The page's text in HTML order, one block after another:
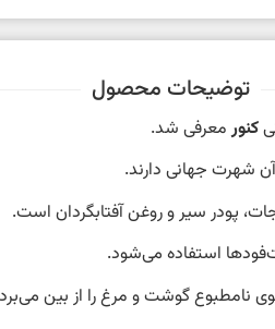
توضیحات محصول
کنورمعرفی شد.
شهرت جهانی دارند.
پودر سیر و روغن آفتابگردان است.
استفاده می‌شود.
گوشت و مرغ را از بین